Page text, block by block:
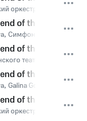
оркестр Мариинского
of the invisible
, Симфонический
of the invisible
театра
of the invisible
, Galina Gorchakova
of the invisible
оркестр Мариинского